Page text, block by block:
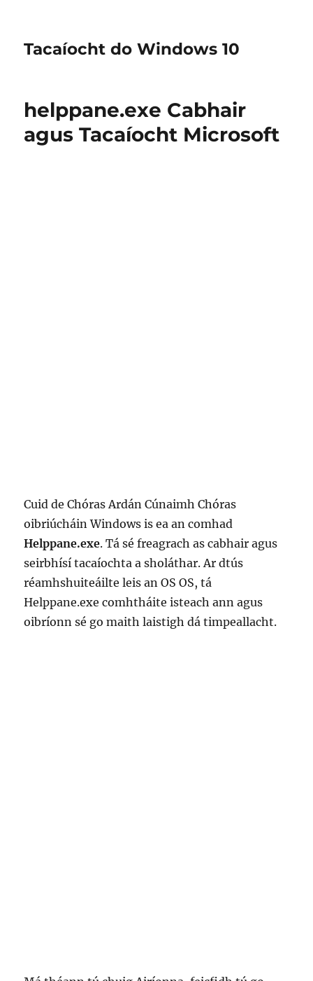
Tacaíocht do Windows 10
helppane.exe Cabhair
agus Tacaíocht Microsoft
Cuid de Chóras Ardán Cúnaimh Chóras
oibriúcháin Windows is ea an comhad
Helppane.exe. Tá sé freagrach as cabhair agus
seirbhísí tacaíochta a sholáthar. Ar dtús
réamhshuiteáilte leis an OS OS, tá
Helppane.exe comhtháite isteach ann agus
oibríonn sé go maith laistigh dá timpeallacht.